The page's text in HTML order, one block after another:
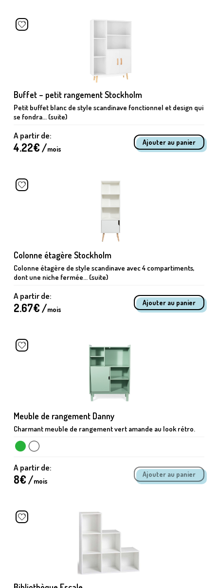
Buffet – petit rangement Stockholm
Petit buffet blanc de style scandinave fonctionnel et design qui
se fondra... (suite)
A partir de:
4.22€ /mois
Colonne étagère Stockholm
Colonne étagère de style scandinave avec 4 compartiments,
dont une niche fermée... (suite)
A partir de:
2.67€ /mois
Meuble de rangement Danny
Charmant meuble de rangement vert amande au look rétro.
A partir de:
8€ /mois